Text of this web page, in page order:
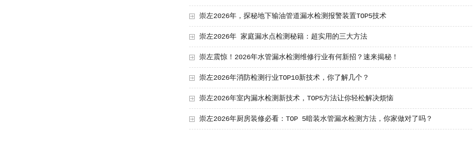
崇左2026年，探秘地下输油管道漏水检测报警装置TOP5技术
崇左2026年 家庭漏水点检测秘籍：超实用的三大方法
崇左震惊！2026年水管漏水检测维修行业有何新招？速来揭秘！
崇左2026年消防检测行业TOP10新技术，你了解几个？
崇左2026年室内漏水检测新技术，TOP5方法让你轻松解决烦恼
崇左2026年厨房装修必看：TOP 5暗装水管漏水检测方法，你家做对了吗？